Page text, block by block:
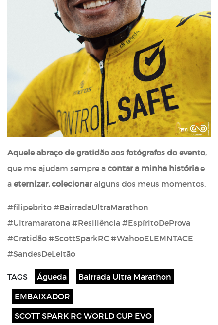
Aquele abraço de gratidão aos fotógrafos do evento,
que me ajudam sempre a contar a minha história e
a eternizar, colecionaralguns dos meus momentos.
#filipebrito #BairradaUltraMarathon
#Ultramaratona #Resiliência #EspíritoDeProva
#Gratidão #ScottSparkRC #WahooELEMNTACE
#SandesDeLeitão
TAGS Águeda
Bairrada Ultra Marathon
EMBAIXADOR
SCOTT SPARK RC WORLD CUP EVO